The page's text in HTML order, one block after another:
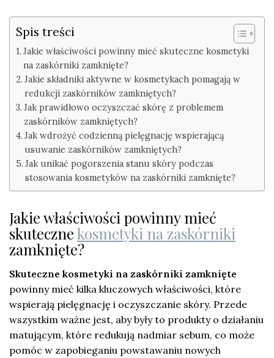
Spis treści
Jakie właściwości powinny mieć skuteczne kosmetyki
na zaskórniki zamknięte?
Jakie składniki aktywne w kosmetykach pomagają w
redukcji zaskórników zamkniętych?
Jak prawidłowo oczyszczać skórę z problemem
zaskórników zamkniętych?
Jak wdrożyć codzienną pielęgnację wspierającą
usuwanie zaskórników zamkniętych?
Jak unikać pogorszenia stanu skóry podczas
stosowania kosmetyków na zaskórniki zamknięte?
Jakie właściwości powinny mieć
skutecznekosmetyki na zaskórniki
zamknięte?
Skuteczne kosmetyki na zaskórniki zamknięte
powinny mieć kilka kluczowych właściwości, które
wspierają pielęgnację i oczyszczanie skóry. Przede
wszystkim ważne jest, aby były to produkty o działaniu
matującym, które redukują nadmiar sebum, co może
pomóc w zapobieganiu powstawaniu nowych